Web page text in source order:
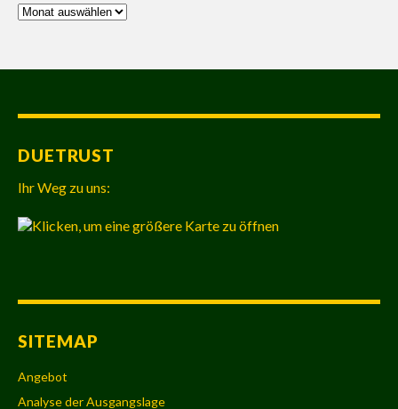
Archiv
DUETRUST
Ihr Weg zu uns:
SITEMAP
Angebot
Analyse der Ausgangslage